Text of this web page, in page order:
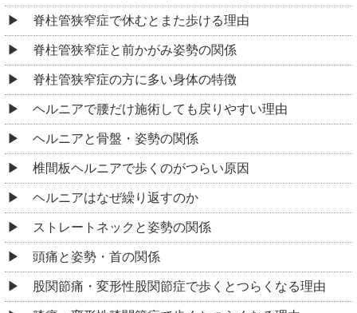
脊柱管狭窄症で休むとまた歩ける理由
脊柱管狭窄症と前かがみ姿勢の関係
脊柱管狭窄症の方に多い身体の特徴
ヘルニアで腰だけ施術しても戻りやすい理由
ヘルニアと骨盤・姿勢の関係
椎間板ヘルニアで歩くのがつらい原因
ヘルニアはなぜ繰り返すのか
ストレートネックと姿勢の関係
頭痛と姿勢・首の関係
股関節痛・変形性股関節症で歩くとつらくなる理由